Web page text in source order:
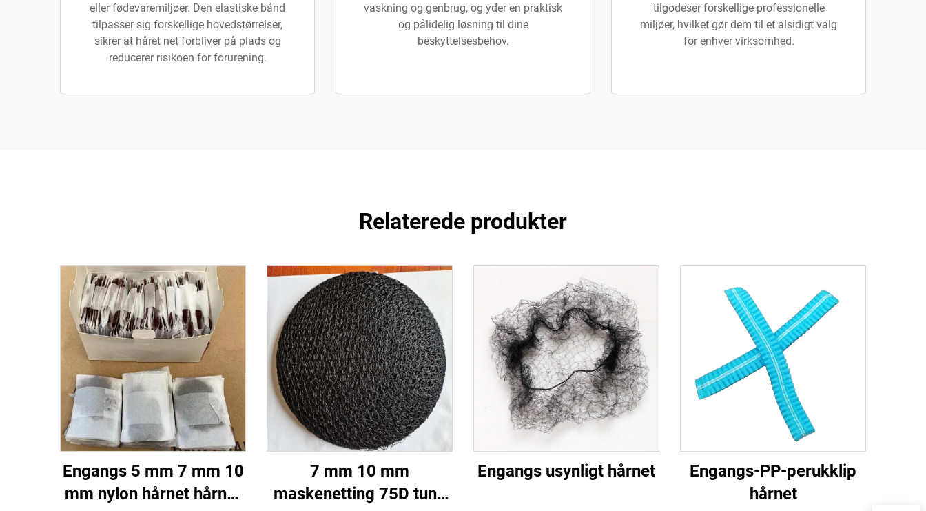
eller fødevaremiljøer. Den elastiske bånd
tilpasser sig forskellige hovedstørrelser,
sikrer at håret net forbliver på plads og
reducerer risikoen for forurening.
vaskning og genbrug, og yder en praktisk
og pålidelig løsning til dine
beskyttelsesbehov.
tilgodeser forskellige professionelle
miljøer, hvilket gør dem til et alsidigt valg
for enhver virksomhed.
Relaterede produkter
Engangs 5 mm 7 mm 10
mm nylon hårnet hårnet
7 mm 10 mm
maskenetting 75D tung
Engangs usynligt hårnet
Engangs-PP-perukklip
hårnet